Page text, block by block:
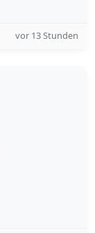
vor 13 Stunden